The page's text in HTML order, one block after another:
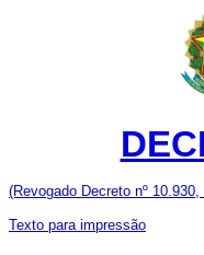
(Revogado Decreto nº 10.930,
Texto para impressão